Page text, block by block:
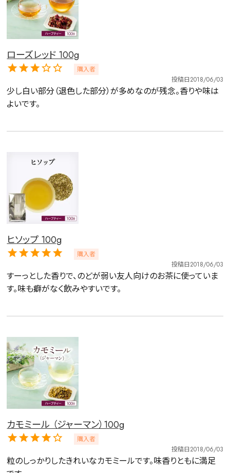
詳細検索
キーワードで探す
ローズレッド 100g
購入者
投稿日2018/06/03
少し白い部分（退色した部分）が多めなのが残念。香りや味は
よいです。
ヒソップ 100g
購入者
投稿日2018/06/03
すーっとした香りで、のどが弱い友人向けのお茶に使っていま
す。味も癖がなく飲みやすいです。
カモミール （ジャーマン）100g
購入者
投稿日2018/06/03
粒のしっかりしたきれいなカモミールです。味香りともに満足